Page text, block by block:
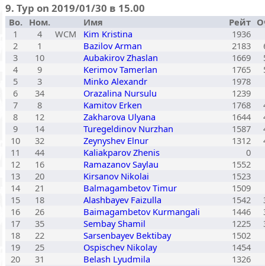
9. Тур on 2019/01/30 в 15.00
Bo. Ном. Имя Рейт
1
4 WCM Kim Kristina
1936
2
1 Bazilov Arman 2183
3
10 Aubakirov Zhaslan 1669
4
9 Kerimov Tamerlan 1765
5
3 Minko Alexandr
1978
6
34 Orazalina Nursulu
1239
7
8 Kamitov Erken 1768
8
12 Zakharova Ulyana 1644
9
14 Turegeldinov Nurzhan 1587
10
32 Zeynyshev Elnur 1312
11
44 Kaliakparov Zhenis
0
12
16 Ramazanov Saylau
1552
13
20 Kirsanov Nikolai
1523
14
21 Balmagambetov Timur
1509
15
18 Alashbayev Faizulla 1542
16
26 Baimagambetov Kurmangali 1446
17
35 Sembay Shamil 1225
18
22 Sarsenbayev Bektibay
1502
19
25 Ospischev Nikolay
1454
20
31 Belash Lyudmila
1326